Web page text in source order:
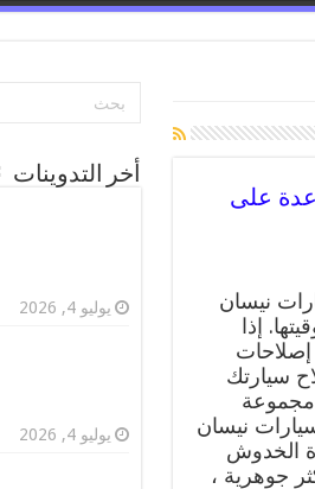
على
نيسان
إذا
سيارتك
نيسان
الخدوش
جوهرية ،
أخر التدوينات
يوليو 4, 2026
يوليو 4, 2026